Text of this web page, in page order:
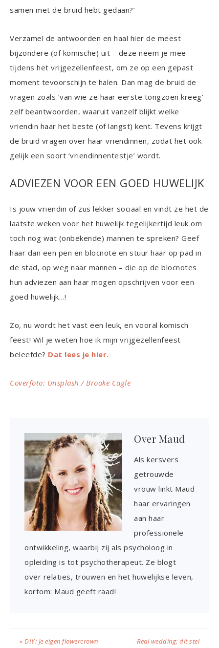
samen met de bruid hebt gedaan?’
Verzamel de antwoorden en haal hier de meest
bijzondere (of komische) uit – deze neem je mee
tijdens het vrijgezellenfeest, om ze op een gepast
moment tevoorschijn te halen. Dan mag de bruid de
vragen zoals ‘van wie ze haar eerste tongzoen kreeg’
zelf beantwoorden, waaruit vanzelf blijkt welke
vriendin haar het beste (of langst) kent. Tevens krijgt
de bruid vragen over haar vriendinnen, zodat het ook
gelijk een soort ‘vriendinnentestje’ wordt.
ADVIEZEN VOOR EEN GOED HUWELIJK
Is jouw vriendin of zus lekker sociaal en vindt ze het de
laatste weken voor het huwelijk tegelijkertijd leuk om
toch nog wat (onbekende) mannen te spreken? Geef
haar dan een pen en blocnote en stuur haar op pad in
de stad, op weg naar mannen – die op de blocnotes
hun adviezen aan haar mogen opschrijven voor een
goed huwelijk…!
Zo, nu wordt het vast een leuk, en vooral komisch
feest! Wil je weten hoe ik mijn vrijgezellenfeest
beleefde? Dat lees je hier.
Coverfoto: Unsplash / Brooke Cagle
Over Maud
Als kersvers
getrouwde
vrouw linkt Maud
haar ervaringen
aan haar
professionele
ontwikkeling, waarbij zij als psycholoog in
opleiding is tot psychotherapeut. Ze blogt
over relaties, trouwen en het huwelijkse leven,
kortom: Maud geeft raad!
« DIY: Je eigen flowercrown
Real wedding; dit stel